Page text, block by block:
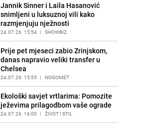
Borba trajala satima: Pogledajte
'grdosiju' od skoro tri metra koju su
braća izvukla iz mora
PRIJE 1 DAN | SVIJET
Jannik Sinner i Laila Hasanović
snimljeni u luksuznoj vili kako
razmjenjuju nježnosti
24.07.26. 15:54 | SHOWBIZ
Prije pet mjeseci zabio Zrinjskom,
danas napravio veliki transfer u
Chelsea
24.07.26. 15:55 | NOGOMET
Ekološki savjet vrtlarima: Pomozite
ježevima prilagodbom vaše ograde
24.07.26. 16:00 | ŽIVOT I STIL